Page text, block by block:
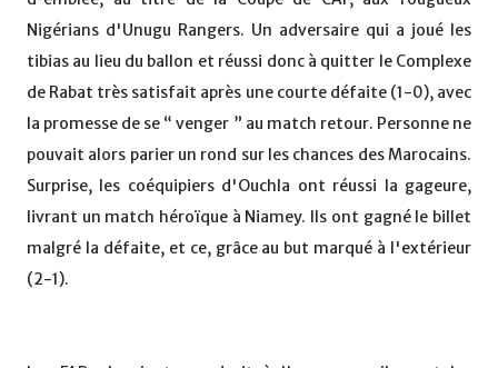
Nigérians d'Unugu Rangers. Un adversaire qui a joué les
tibias au lieu du ballon et réussi donc à quitter le Complexe
de Rabat très satisfait après une courte défaite (1-0), avec
la promesse de se “ venger ” au match retour. Personne ne
pouvait alors parier un rond sur les chances des Marocains.
Surprise, les coéquipiers d'Ouchla ont réussi la gageure,
livrant un match héroïque à Niamey. Ils ont gagné le billet
malgré la défaite, et ce, grâce au but marqué à l'extérieur
(2-1).